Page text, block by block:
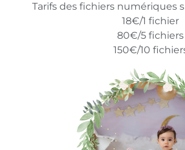
Tarifs des fichiers numériques
18€/1 fichier
80€/5 fichiers
150€/10